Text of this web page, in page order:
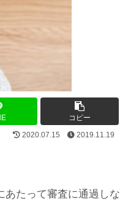
コピー
2020.07.15
2019.11.19
あたって審査に通過しな